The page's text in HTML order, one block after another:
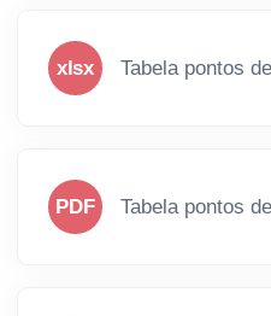
xlsx Tabela pontos
PDF Tabela pontos